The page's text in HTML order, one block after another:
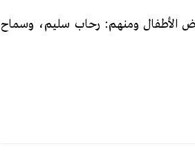
الأطفال ومنهم: رحاب سليم، وسماح